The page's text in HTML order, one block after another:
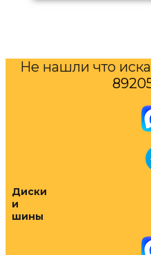
Не нашли что
Диски
и
шины